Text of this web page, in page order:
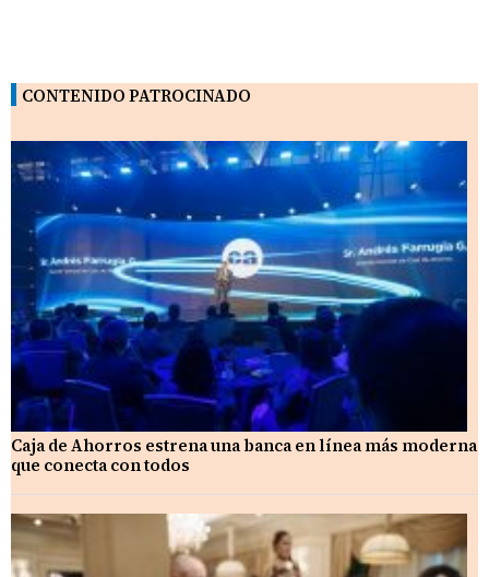
CONTENIDO PATROCINADO
Caja de Ahorros estrena una banca en línea más moderna
que conecta con todos